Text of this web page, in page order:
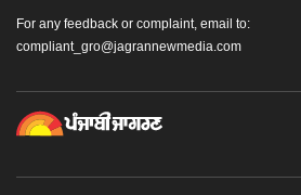
For any feedback or complaint, email to:
compliant_gro@jagrannewmedia.com